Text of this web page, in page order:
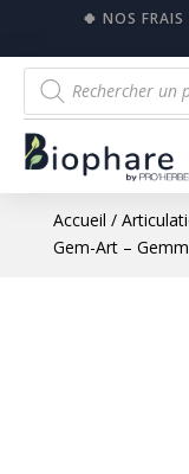
🍀 NOS FRAIS
Recherche
de
produits
Accueil /
Gem-Art –